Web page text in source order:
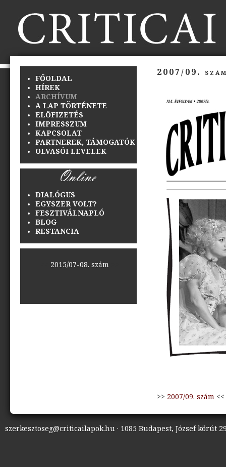
FŐOLDAL
HÍREK
ARCHÍVUM
A LAP TÖRTÉNETE
ELŐFIZETÉS
IMPRESSZUM
KAPCSOLAT
PARTNEREK, TÁMOGATÓK
OLVASÓI LEVELEK
DIALÓGUS
EGYSZER VOLT?
FESZTIVÁLNAPLÓ
BLOG
RESTANCIA
2015/07-08. szám>>
2007/09.
>> 2007/09. szám <<
szerkesztoseg@criticailapok.hu · 1085 Budapest, József körút